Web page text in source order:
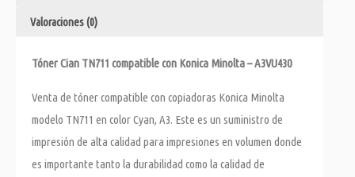
Valoraciones (0)
Tóner Cian TN711 compatible con Konica Minolta – A3VU430
Venta de tóner compatible con copiadoras Konica Minolta
modelo TN711 en color Cyan, A3. Este es un suministro de
impresión de alta calidad para impresiones en volumen donde
es importante tanto la durabilidad como la calidad de